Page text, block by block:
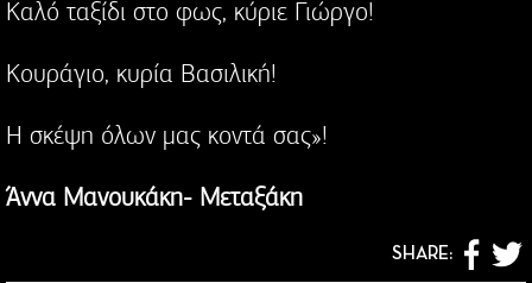
Καλό ταξίδι στο φως, κύριε Γιώργο!
Κουράγιο, κυρία Βασιλική!
Η σκέψη όλων μας κοντά σας»!
Άννα Μανουκάκη- Μεταξάκη
SHARE: